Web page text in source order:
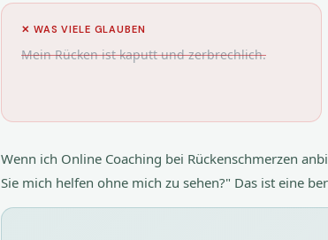
✕ WAS VIELE GLAUBEN
Mein Rücken ist kaputt und zerbrechlich.
Wenn ich Online Coaching bei Rückenschmerzen
Sie mich helfen ohne mich zu sehen?" Das ist eine